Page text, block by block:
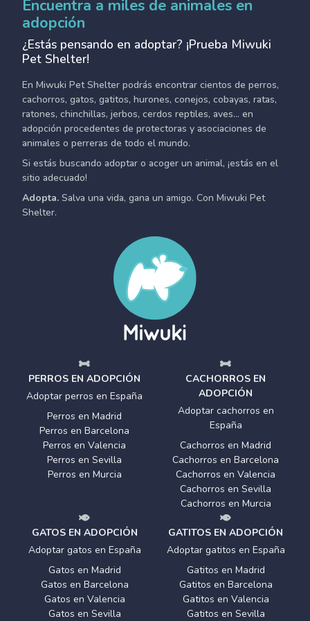
Encuentra a miles de animales en
adopción
¿Estás pensando en adoptar? ¡Prueba Miwuki
Pet Shelter!
En Miwuki Pet Shelter podrás encontrar cientos de perros,
cachorros, gatos, gatitos, hurones, conejos, cobayas, ratas,
ratones, chinchillas, jerbos, cerdos reptiles, aves... en
adopción procedentes de protectoras y asociaciones de
animales o perreras de todo el mundo.
Si estás buscando adoptar o acoger un animal, ¡estás en el
sitio adecuado!
Adopta. Salva una vida, gana un amigo. Con Miwuki Pet
Shelter.
PERROS EN ADOPCIÓN
Adoptar perros en España
Perros en Madrid
Perros en Barcelona
Perros en Valencia
Perros en Sevilla
Perros en Murcia
CACHORROS EN
ADOPCIÓN
Adoptar cachorros en
España
Cachorros en Madrid
Cachorros en Barcelona
Cachorros en Valencia
Cachorros en Sevilla
Cachorros en Murcia
GATOS EN ADOPCIÓN
Adoptar gatos en España
Gatos en Madrid
Gatos en Barcelona
Gatos en Valencia
Gatos en Sevilla
GATITOS EN ADOPCIÓN
Adoptar gatitos en España
Gatitos en Madrid
Gatitos en Barcelona
Gatitos en Valencia
Gatitos en Sevilla